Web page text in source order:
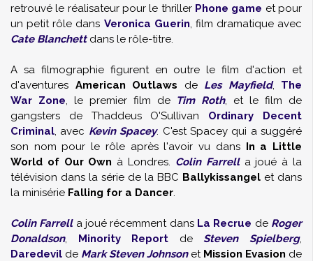
retrouvé le réalisateur pour le thriller Phone game et pour
un petit rôle dans Veronica Guerin, film dramatique avec
Cate Blanchettdans le rôle-titre.
A sa filmographie figurent en outre le film d'action et
d'aventures American Outlaws de Les Mayfield, The
War Zone, le premier film de Tim Roth, et le film de
gangsters de Thaddeus O'Sullivan Ordinary Decent
Criminal, avec Kevin Spacey. C'est Spacey qui a suggéré
son nom pour le rôle après l'avoir vu dans In a Little
World of Our Own à Londres. Colin Farrella joué à la
télévision dans la série de la BBC Ballykissangel et dans
la minisérie Falling for a Dancer.
Colin Farrella joué récemment dans La Recrue de Roger
Donaldson, Minority Report deSteven Spielberg,
Daredevil de Mark Steven Johnsonet Mission Evasion de